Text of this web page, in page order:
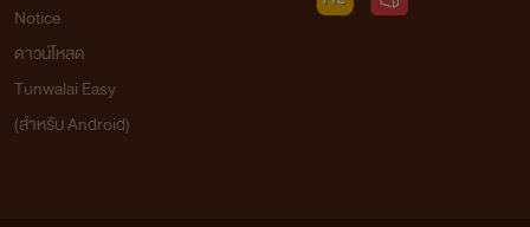
16:16
อ่านจบหมดแล้วอ่า สนุกมาก ไม่อยากให้
จบเลย คิดถึงตัวละคร
Notice
ดาวน์โหลด
Tunwalai Easy
(สำหรับ Android)